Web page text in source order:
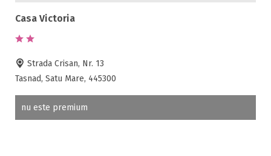
Casa Victoria
Strada Crisan, Nr. 13
Tasnad, Satu Mare, 445300
nu este premium